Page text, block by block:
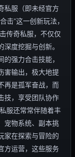
私服（即未经官方
击”这一创新玩法，
传奇私服，不仅仅
度挖掘与创新。
强力合击技能，
害输出，极大地提
再是孤军奋战，而
技，享受团队协作
服还常常伴随着丰
宠物系统、副本挑
家在探索与冒险的
方运营，这些服务